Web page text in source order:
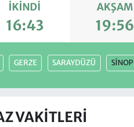
İKINDI
16:43
AKŞAM
19:56
GERZE SARAYDÜZÜ SİNOP
VAKITLERI